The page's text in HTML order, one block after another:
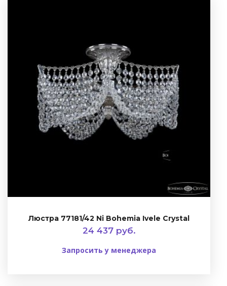
Люстра 77181/42 Ni Bohemia Ivele Crystal
24 437 руб.
Запросить у менеджера